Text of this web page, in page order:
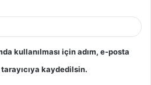
kullanılması için adım, e-posta
kaydedilsin.